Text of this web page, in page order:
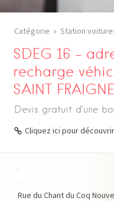
Catégorie Station
SDEG 16 –
recharge
SAINT
Devis gratuit d’une
Cliquez ici pour
Rue du Chant du Coq